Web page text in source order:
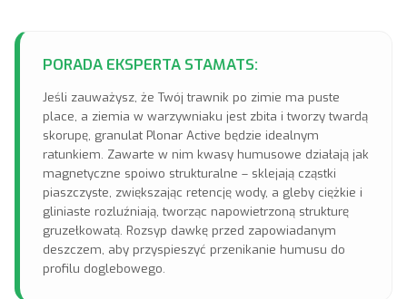
PORADA EKSPERTA STAMATS:
Jeśli zauważysz, że Twój trawnik po zimie ma puste
place, a ziemia w warzywniaku jest zbita i tworzy twardą
skorupę, granulat Plonar Active będzie idealnym
ratunkiem. Zawarte w nim kwasy humusowe działają jak
magnetyczne spoiwo strukturalne – sklejają cząstki
piaszczyste, zwiększając retencję wody, a gleby ciężkie i
gliniaste rozluźniają, tworząc napowietrzoną strukturę
gruzełkowatą. Rozsyp dawkę przed zapowiadanym
deszczem, aby przyspieszyć przenikanie humusu do
profilu doglebowego.